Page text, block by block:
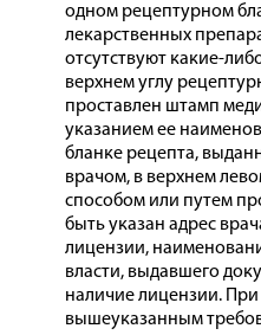
одном рецептурном
лекарственных
отсутствуют какие-
верхнем углу
проставлен штамп
указанием ее
бланке рецепта,
врачом, в верхнем
способом или путем
быть указан адрес
лицензии,
власти, выдавшего
наличие лицензии. При
вышеуказанным